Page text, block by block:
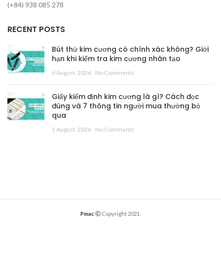
(+84) 938 085 278
RECENT POSTS
Bút thử kim cương có chính xác không? Giới
hạn khi kiểm tra kim cương nhân tạo
6 August, 2026 No Comments
Giấy kiểm định kim cương là gì? Cách đọc
đúng và 7 thông tin người mua thường bỏ
qua
5 August, 2026 No Comments
Pmac Copyright 2021.